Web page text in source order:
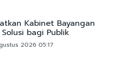
Kabinet Bayangan
bagi Publik
2026 05:17